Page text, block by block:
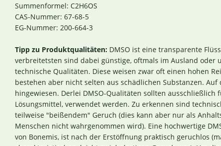
Summenformel: C2H6OS
CAS-Nummer: 67-68-5
EG-Nummer: 200-664-3
Tipp zu Produktqualitäten: DMSO ist eine transparente
verbreitetsten sind dabei günstige, oftmals im Ausland oder
technische Qualitäten. Diese weisen zwar oft einen hohen
bestehen aber nicht selten aus schädlichen Substanzen.
hingewiesen. Derlei DMSO-Qualitäten sollten ausschließlich
Lösungsmittel, verwendet werden. Zu erkennen sind
teilweise "beißendem" Geruch (dies kann aber nur als
Menschen nicht wahrgenommen wird). Eine hochwertige
von Bonemis, ist nach der Erstöffnung praktisch geruchlos